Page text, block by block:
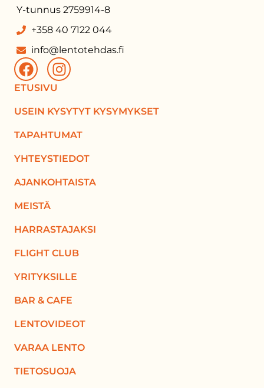
Y-tunnus 2759914-8
+358 40 7122 044
info@lentotehdas.fi
ETUSIVU
USEIN KYSYTYT KYSYMYKSET
TAPAHTUMAT
YHTEYSTIEDOT
AJANKOHTAISTA
MEISTÄ
HARRASTAJAKSI
FLIGHT CLUB
YRITYKSILLE
BAR & CAFE
LENTOVIDEOT
VARAA LENTO
TIETOSUOJA